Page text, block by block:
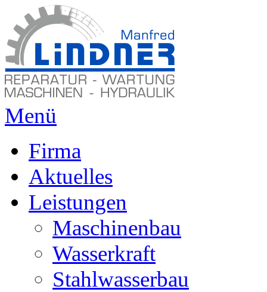
Menü
Firma
Aktuelles
Leistungen
Maschinenbau
Wasserkraft
Stahlwasserbau